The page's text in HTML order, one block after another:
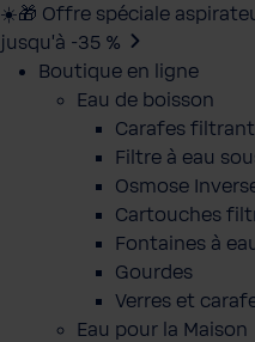
☀️🎁 Offre spéciale
jusqu’à -35 %
Boutique en ligne
Eau de boisson
Carafes
Filtre à eau
Osmose
Cartouches
Fontaines à
Gourdes
Verres et
Eau pour la Maison